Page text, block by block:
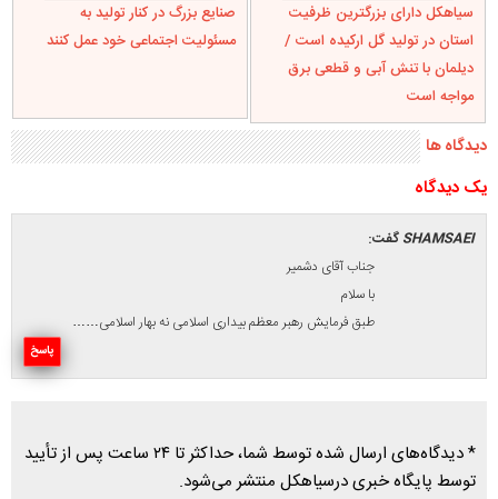
سیاهکل دارای بزرگترین ظرفیت
استان در تولید گل ارکیده است /
دیلمان با تنش آبی و قطعی برق
مواجه است
صنایع بزرگ در کنار تولید به
مسئولیت اجتماعی خود عمل کنند
دیدگاه ها
يک ديدگاه
SHAMSAEI گفت:
جناب آقای دشمیر
با سلام
طبق فرمایش رهبر معظم بیداری اسلامی نه بهار اسلامی……
پاسخ
* دیدگاه‌های ارسال شده توسط شما، حداکثر تا ۲۴ ساعت پس از تأیید
توسط پایگاه خبری درسیاهکل منتشر می‌شود.